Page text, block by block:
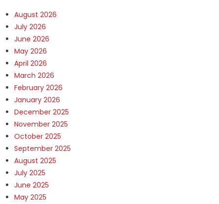
August 2026
July 2026
June 2026
May 2026
April 2026
March 2026
February 2026
January 2026
December 2025
November 2025
October 2025
September 2025
August 2025
July 2025
June 2025
May 2025